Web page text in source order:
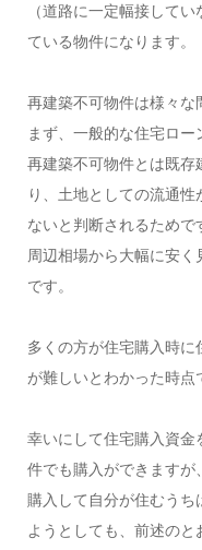
（道路に一定幅接して
ている物件になります。
再建築不可物件は様々な
まず、一般的な住宅ロー
再建築不可物件とは既存
り、土地としての流通
ないと判断されるためで
周辺相場から大幅に安
です。
多くの方が住宅購入時
が難しいとわかった時点
幸いにして住宅購入資金
件でも購入ができますが、
購入して自分が住むうち
ようとしても、前述の